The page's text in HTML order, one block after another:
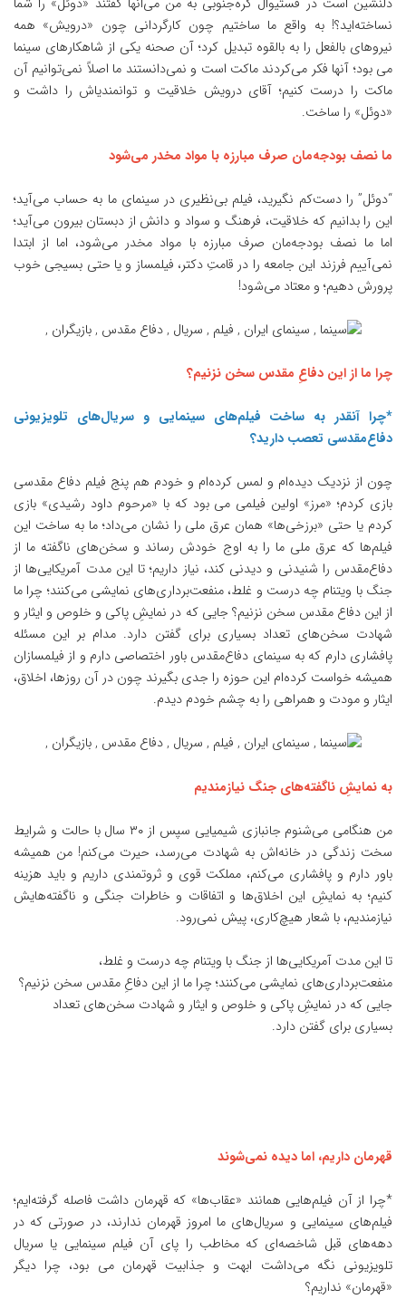
دلنشین است در فستیوال کره‌جنوبی به من می‌انها گفتند «دوئل» را شما
نساخته‌اید؟! به واقع ما ساختیم چون کارگردانی چون «درویش» همه
نیروهای بالفعل را به بالقوه تبدیل کرد؛ آن صحنه یکی از شاهکارهای سینما
می بود؛ آنها فکر می‌کردند ماکت است و نمی‌دانستند ما اصلاً نمی‌توانیم آن
ماکت را درست کنیم؛ آقای درویش خلاقیت و توانمندیاش را داشت و
«دوئل» را ساخت.
ما نصف بودجه‌مان صرف مبارزه با مواد مخدر می‌شود
“دوئل” را دست‌کم نگیرید، فیلم بی‌نظیری در سینمای ما به حساب می‌آید؛
این را بدانیم که خلاقیت، فرهنگ و سواد و دانش از دبستان بیرون می‌آید؛
اما ما نصف بودجه‌مان صرف مبارزه با مواد مخدر می‌شود، اما از ابتدا
نمی‌آییم فرزند این جامعه را در قامتِ دکتر، فیلمساز و یا حتی بسیجی خوب
پرورش دهیم؛ و معتاد می‌شود!
چرا ما از این دفاعِ مقدس سخن نزنیم؟
*چرا آنقدر به ساخت فیلم‌های سینمایی و سریال‌های تلویزیونی
دفاع‌مقدسی تعصب دارید؟
چون از نزدیک دیده‌ام و لمس کرده‌ام و خودم هم پنج فیلم دفاع مقدسی
بازی کردم؛ «مرز» اولین فیلمی می بود که با «مرحوم داود رشیدی» بازی
کردم یا حتی «برزخی‌ها» همان عرق‌ ملی را نشان می‌داد؛ ما به ساخت این
فیلم‌ها که عرق‌ ملی ما را به اوج خودش رساند و سخن‌های ناگفته ما از
دفاع‌مقدس را شنیدنی و دیدنی کند، نیاز داریم؛ تا این مدت آمریکایی‌ها از
جنگ با ویتنام چه درست و غلط، منفعت‌برداری‌های نمایشی می‌کنند؛ چرا ما
از این دفاع مقدس سخن نزنیم؟ جایی که در نمایشِ پاکی و خلوص و ایثار و
شهادت سخن‌های تعداد بسیاری برای گفتن دارد. مدام بر این مسئله
پافشاری دارم که به سینمای دفاع‌مقدس باور اختصاصی دارم و از فیلمسازان
همیشه خواست کرده‌ام این حوزه را جدی بگیرند چون در آن روزها، اخلاق،
ایثار و مودت و همراهی را به چشم خودم دیدم.
به نمایشِ‌ ناگفته‌های جنگ نیازمندیم
من هنگامی می‌شنوم جانبازی شیمیایی سپس از ۳۰ سال با حالت و شرایط
سخت زندگی در خانه‌اش به شهادت می‌رسد، حیرت می‌کنم! من همیشه
باور دارم و پافشاری می‌کنم، مملکت قوی و ثروتمندی داریم و باید هزینه
کنیم؛ به نمایشِ‌ این اخلاق‌ها و اتفاقات و خاطرات جنگی و ناگفته‌هایش
نیازمندیم، با شعار هیچ‌کاری، پیش نمی‌رود.
تا این مدت آمریکایی‌ها از جنگ با ویتنام چه درست و غلط،
منفعت‌برداری‌های نمایشی می‌کنند؛ چرا ما از این دفاعِ مقدس سخن نزنیم؟
جایی که در نمایشِ پاکی و خلوص و ایثار و شهادت سخن‌های تعداد
بسیاری برای گفتن دارد.
قهرمان داریم، اما دیده نمی‌شوند
*چرا از آن فیلم‌هایی همانند «عقاب‌ها» که قهرمان داشت فاصله گرفته‌ایم؛
فیلم‌های سینمایی و سریال‌های ما امروز قهرمان ندارند، در صورتی که در
دهه‌های قبل شاخصه‌ای که مخاطب را پای آن فیلم سینمایی یا سریال
تلویزیونی نگه می‌داشت ابهت و جذابیت قهرمان می بود، چرا دیگر
«قهرمان» نداریم؟